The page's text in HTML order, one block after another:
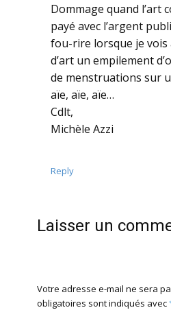
Dommage quand l’art
payé avec l’argent
fou-rire lorsque je vois
d’art un empilement
de menstruations sur
aïe, aïe, aïe…
Cdlt,
Michèle Azzi
Reply
Laisser un
Votre adresse e-mail ne sera
obligatoires sont indiqués avec